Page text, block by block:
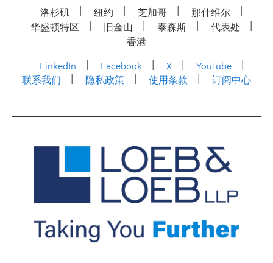
洛杉矶 纽约 芝加哥
那什维尔
华盛顿特区
旧金山 泰森斯
代表处
香港
LinkedIn
Facebook X
YouTube
联系我们
隐私政策 使用条款 订阅中心